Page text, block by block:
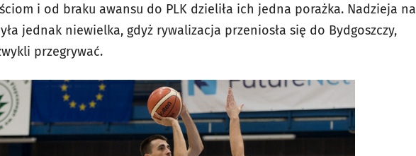
i od braku awansu do PLK dzieliła ich jedna porażka. Nadzieja na
jednak niewielka, gdyż rywalizacja przeniosła się do Bydgoszczy,
przegrywać.